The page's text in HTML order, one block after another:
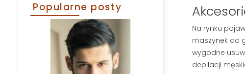
Popularne posty
Na rynku
maszynek do
wygodne
depilacji